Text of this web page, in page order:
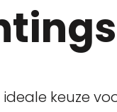
ideale keuze